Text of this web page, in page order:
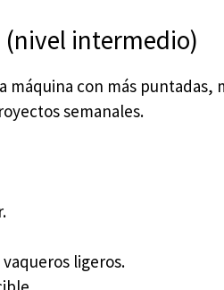
(nivel intermedio)
máquina con más puntadas,
semanales.
ligeros.